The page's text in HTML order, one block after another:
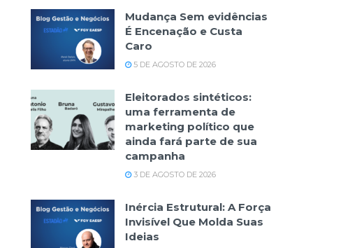
Mudança Sem evidências
É Encenação e Custa
Caro
5 DE AGOSTO DE 2026
Eleitorados sintéticos:
uma ferramenta de
marketing político que
ainda fará parte de sua
campanha
3 DE AGOSTO DE 2026
Inércia Estrutural: A Força
Invisível Que Molda Suas
Ideias